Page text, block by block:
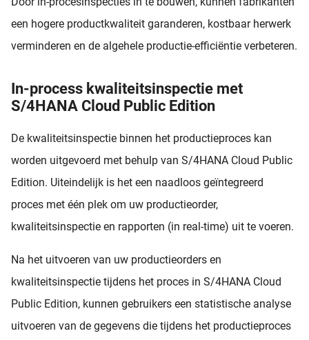
een hogere productkwaliteit garanderen, kostbaar herwerk
verminderen en de algehele productie-efficiëntie verbeteren.
In-process kwaliteitsinspectie met
S/4HANA Cloud Public Edition
De kwaliteitsinspectie binnen het productieproces kan
worden uitgevoerd met behulp van S/4HANA Cloud Public
Edition. Uiteindelijk is het een naadloos geïntegreerd
proces met één plek om uw productieorder,
kwaliteitsinspectie en rapporten (in real-time) uit te voeren.
Na het uitvoeren van uw productieorders en
kwaliteitsinspectie tijdens het proces in S/4HANA Cloud
Public Edition, kunnen gebruikers een statistische analyse
uitvoeren van de gegevens die tijdens het productieproces